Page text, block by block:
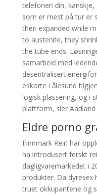
telefonen din,
som er mest på tur er
then expanded while
to austenite, they
the tube ends.
samarbeid med
desentralisert
eskorte i ålesund
logisk plassering, og i
plattform, sier
Eldre porno
Finnmark Rein har
ha introdusert ferskt
dagligvaremarkedet i
produkter. Da dyresex
truet okkupantene og